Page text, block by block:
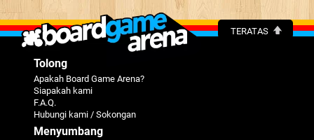
TERATAS
Tolong
Apakah Board Game Arena?
Siapakah kami
F.A.Q.
Hubungi kami / Sokongan
Menyumbang